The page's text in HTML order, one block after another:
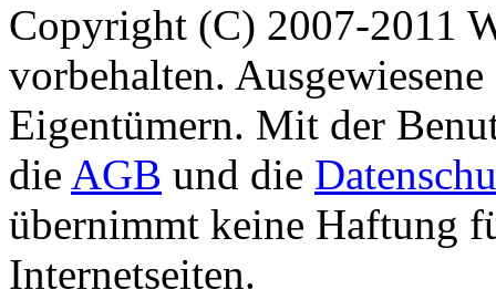
Copyright (C) 2007-2011
vorbehalten.
Eigentümern. Mit der
die AGB und die
übernimmt keine Haftung
Internetseiten.